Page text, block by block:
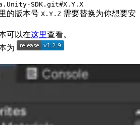
SDK.git#X.Y.X
的版本号 X.Y.Z 需要替换为你想要安
可以在这里查看。
为